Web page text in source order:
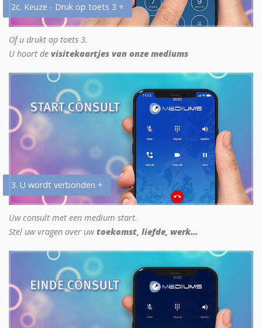
2c. Keuze - Druk op toets 3 +
Of u drukt op toets 3.
U hoort de visitekaartjes van onze mediums
3. U wordt verbonden +
Uw consult met een medium start.
Stel uw vragen over uwtoekomst, liefde, werk...